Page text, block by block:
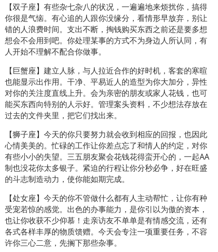
【双子座】有些杂七杂八的状况，一遍遍地来烦扰你，搞得
你很是气恼。有心追的人跟你没缘分，看情形早放弃，别让
错的人浪费时间。支出不断，掏钱购买东西之前还是要多想
想会不会用到吧。你处理某事的方式不为身边人所认同，有
人开始不理解不配合你做事。
【巨蟹座】建立人脉，与人拉近合作的好时机，客套的寒暄
也能显示出作用。干净、平易近人的造型为你大加分，异性
对你的关注度直线上升。会为亲密的朋友或家人花钱，也可
能买东西向特别的人示好。管理案头资料，不少想法存放在
过去的文件夹里，把它们找出来。
【狮子座】今天的你只要努力就会收到相应的回报，也因此
心情美美的。忙碌的工作让你差点忘了和情人的约定，对你
有些小小的失望。三五朋友聚会花钱花得蛮开心的，一起AA
制也没花你太多银子。紧迫的行程让你分秒必争，好在旺盛
的斗志制造动力，使你能如期完成。
【处女座】今天的你不管做什么都有人主动帮忙，让你有种
受宠若惊的感觉。出色的办事能力，是你引以为傲的资本，
也让你收获不少仰慕！走亲访友不单单是有情感交流，还有
各式各样丰厚的物质馈赠。今天会专注一项重要任务，不容
许你三心二意，先搁下那些杂事。